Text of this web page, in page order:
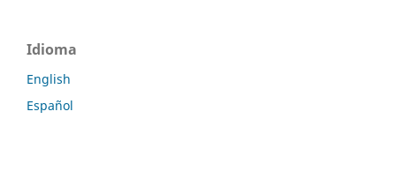
Idioma
English
Español